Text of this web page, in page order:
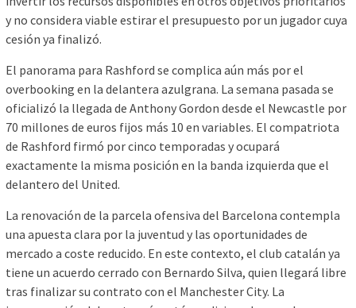
y no considera viable estirar el presupuesto por un jugador cuya
cesión ya finalizó.
El panorama para Rashford se complica aún más por el
overbooking en la delantera azulgrana. La semana pasada se
oficializó la llegada de Anthony Gordon desde el Newcastle por
70 millones de euros fijos más 10 en variables. El compatriota
de Rashford firmó por cinco temporadas y ocupará
exactamente la misma posición en la banda izquierda que el
delantero del United.
La renovación de la parcela ofensiva del Barcelona contempla
una apuesta clara por la juventud y las oportunidades de
mercado a coste reducido. En este contexto, el club catalán ya
tiene un acuerdo cerrado con Bernardo Silva, quien llegará libre
tras finalizar su contrato con el Manchester City. La